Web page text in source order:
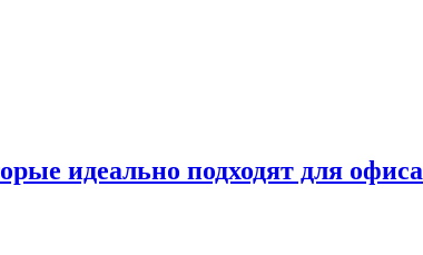
идеально подходят для офиса